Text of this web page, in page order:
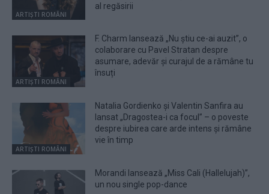
ARTIȘTI ROMÂNI
al regăsirii
ARTIȘTI ROMÂNI
F. Charm lansează „Nu știu ce-ai auzit”, o
colaborare cu Pavel Stratan despre
asumare, adevăr și curajul de a rămâne tu
însuți
ARTIȘTI ROMÂNI
Natalia Gordienko și Valentin Sanfira au
lansat „Dragostea-i ca focul” – o poveste
despre iubirea care arde intens și rămâne
vie în timp
Morandi lansează „Miss Cali (Hallelujah)”,
un nou single pop-dance